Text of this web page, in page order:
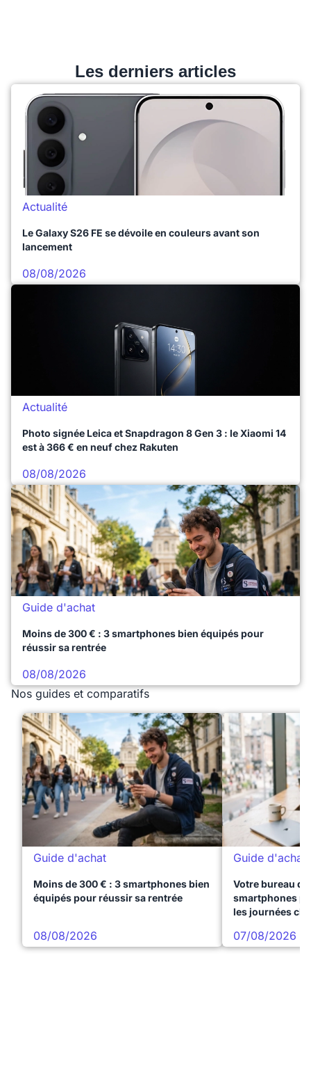
Les derniers articles
Actualité
Le Galaxy S26 FE se dévoile en couleurs avant son
lancement
08/08/2026
Actualité
Photo signée Leica et Snapdragon 8 Gen 3 : le Xiaomi 14
est à 366 € en neuf chez Rakuten
08/08/2026
Guide d'achat
Moins de 300 € : 3 smartphones bien équipés pour
réussir sa rentrée
08/08/2026
Nos guides et comparatifs
Guide d'achat
Moins de 300 € : 3 smartphones bien
équipés pour réussir sa rentrée
08/08/2026
Guide d'achat
Votre bureau
smartphones
les journées
07/08/2026